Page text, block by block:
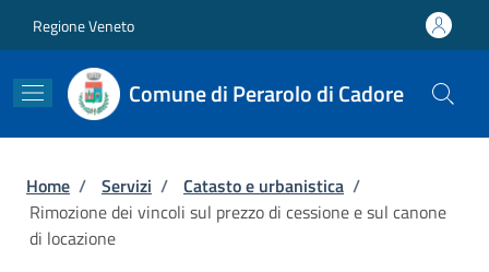
Regione Veneto
Comune di Perarolo di Cadore
Briciole di pane
Home / Servizi / Catasto e urbanistica /
Rimozione dei vincoli sul prezzo di cessione e sul canone
di locazione